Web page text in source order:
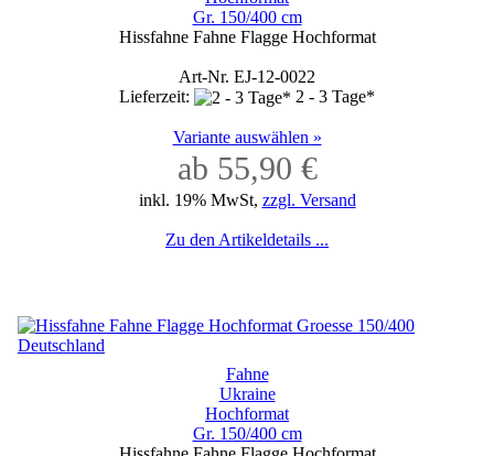
Gr. 150/400 cm
Hissfahne Fahne Flagge Hochformat
Art-Nr. EJ-12-0022
Lieferzeit:
2 - 3 Tage*
Variante auswählen »
ab 55,90 €
inkl. 19% MwSt, zzgl. Versand
Zu den Artikeldetails ...
Fahne
Ukraine
Hochformat
Gr. 150/400 cm